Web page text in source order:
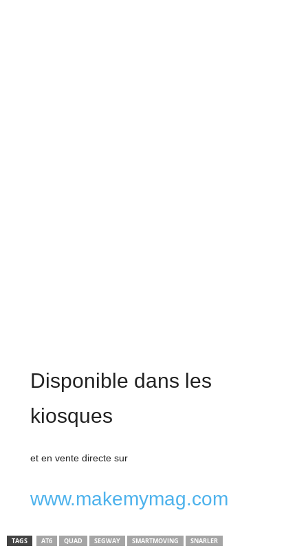
Disponible dans les
kiosques
et en vente directe sur
www.makemymag.com
TAGS AT6 QUAD SEGWAY SMARTMOVING SNARLER